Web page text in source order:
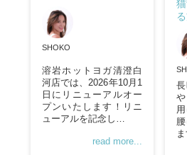
SHOKO
溶岩ホットヨガ清澄白
河店では、2026年10月1
日にリニューアルオー
プンいたします！リニ
ューアルを記念し…
read more...